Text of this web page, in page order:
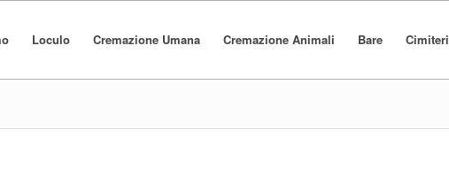
Loculo Cremazione Umana Cremazione Animali Bare Cimiteri